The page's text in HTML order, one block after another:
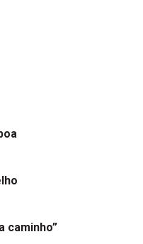
caminho”